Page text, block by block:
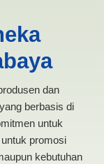
|
dan
berbasis di
untuk
promosi
kebutuhan